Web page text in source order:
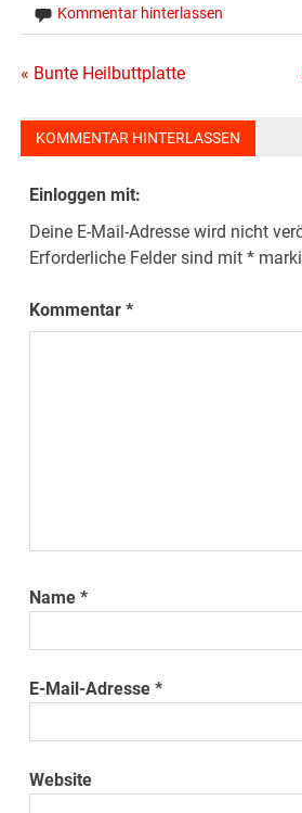
Kommentar hinterlassen
Beitragsnavigation
« Bunte Heilbuttplatte
KOMMENTAR HINTERLASSEN
Einloggen mit:
Deine E-Mail-Adresse wird nicht
Erforderliche Felder sind mit*
Kommentar*
Name*
E-Mail-Adresse*
Website